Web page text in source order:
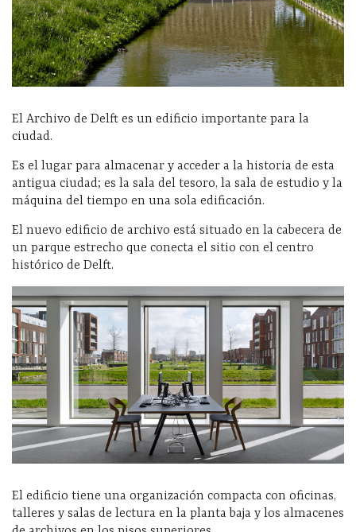
El Archivo de Delft es un edificio importante para la
ciudad.
Es el lugar para almacenar y acceder a la historia de esta
antigua ciudad; es la sala del tesoro, la sala de estudio y la
máquina del tiempo en una sola edificación.
El nuevo edificio de archivo está situado en la cabecera de
un parque estrecho que conecta el sitio con el centro
histórico de Delft.
El edificio tiene una organización compacta con oficinas,
talleres y salas de lectura en la planta baja y los almacenes